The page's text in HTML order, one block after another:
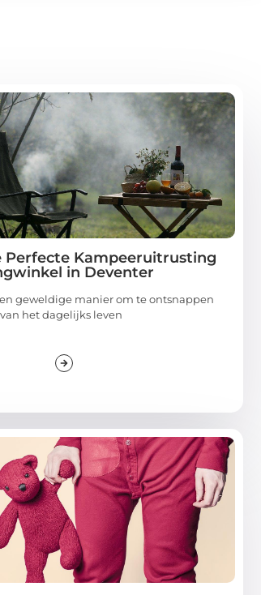
Perfecte Kampeeruitrusting
in Deventer
geweldige manier om te ontsnappen
het dagelijks leven